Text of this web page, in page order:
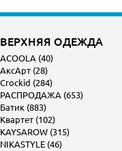
ВЕРХНЯЯ ОДЕЖДА
ACOOLA (40)
АксАрт (28)
Crockid (284)
РАСПРОДАЖА (653)
Батик (883)
Квартет (102)
KAYSAROW (315)
NIKASTYLE (46)